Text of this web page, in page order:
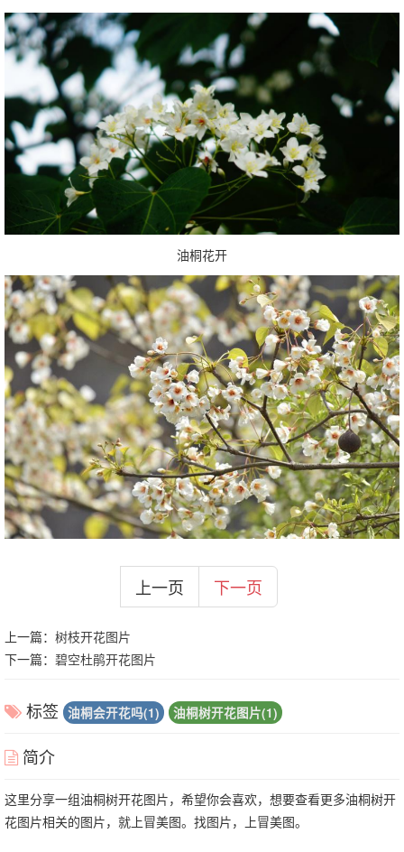
油桐花开
上一页 下一页
上一篇： 树枝开花图片
下一篇： 碧空杜鹃开花图片
标签 油桐会开花吗(1) 油桐树开花图片(1)
简介
这里分享一组油桐树开花图片，希望你会喜欢，想要查看更多油桐树开
花图片相关的图片，就上冒美图。找图片，上冒美图。